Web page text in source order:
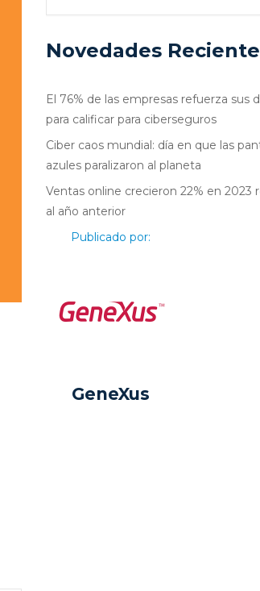
Novedades
El 76% de las empresas refuerza sus
para calificar para ciberseguros
Ciber caos mundial: día en que las
azules paralizaron al planeta
Ventas online crecieron 22% en 2023
al año anterior
Publicado por:
GeneXus